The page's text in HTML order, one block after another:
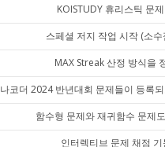
KOISTUDY 휴리스틱 문
스페셜 저지 작업 시작 (소
MAX Streak 산정 방식을
나코더 2024 반년대회 문제들이 등록
함수형 문제와 재귀함수 문제
인터렉티브 문제 채점